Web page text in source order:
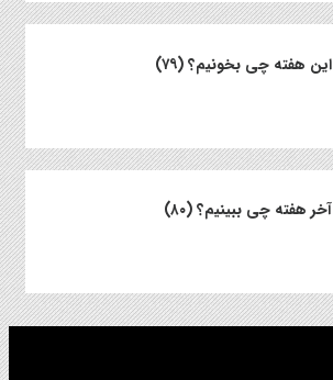
این هفته چی بخونیم؟ (۷۹)
آخر هفته چی ببینیم؟ (۸۰)